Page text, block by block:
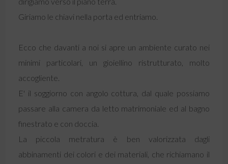
Giriamo le chiavi nella porta ed entriamo.
Ecco che davanti a noi si apre un ambiente curato nei
minimi particolari, un gioiellino ristrutturato, molto
accogliente.
E' il soggiorno con angolo cottura, dal quale possiamo
passare alla camera da letto matrimoniale ed al bagno
finestrato e con doccia.
La piccola metratura è ben valorizzata dagli
abbinamenti dei colori e dei materiali, che richiamano il